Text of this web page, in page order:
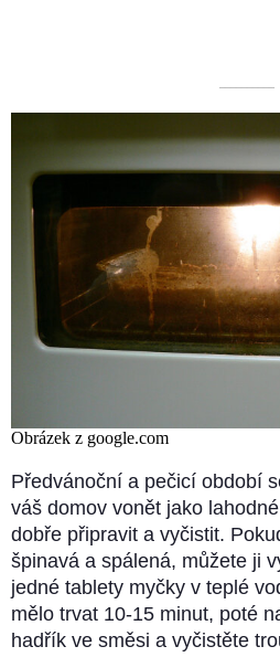
––––––––––
Obrázek z google.com
Předvánoční a pečicí období
váš domov vonět jako
dobře připravit a vyčistit.
špinavá a spálená, můžete ji
jedné tablety myčky v teplé
mělo trvat 10-15 minut, poté
hadřík ve směsi a vyčistěte